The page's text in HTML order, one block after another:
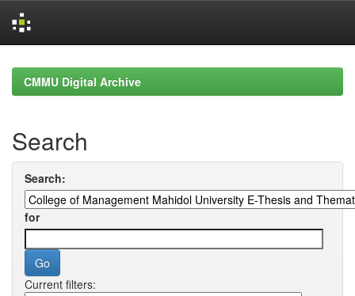
navigationCMMU Digital Archive
Search
Search:
for
Current filters: